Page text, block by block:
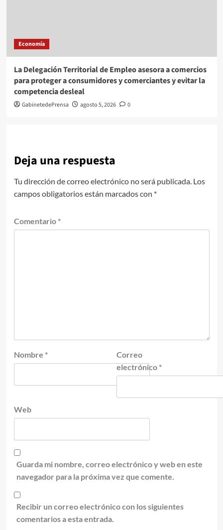
Economía
La Delegación Territorial de Empleo asesora a comercios
para proteger a consumidores y comerciantes y evitar la
competencia desleal
GabinetedePrensa agosto 5, 2026 0
Deja una respuesta
Tu dirección de correo electrónico no será publicada. Los
campos obligatorios están marcados con *
Comentario *
Nombre *
Correo
electrónico *
Web
Guarda mi nombre, correo electrónico y web en este
navegador para la próxima vez que comente.
Recibir un correo electrónico con los siguientes
comentarios a esta entrada.